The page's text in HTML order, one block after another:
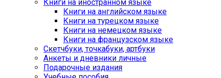
Книги на иностранном языке
Книги на английском языке
Книги на турецком языке
Книги на немецком языке
Книги на французском языке
Cкетчбуки, точкабуки, артбуки
Анкеты и дневники личные
Подарочные издания